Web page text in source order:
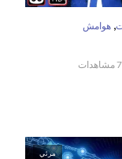
, هوامش
مرئي